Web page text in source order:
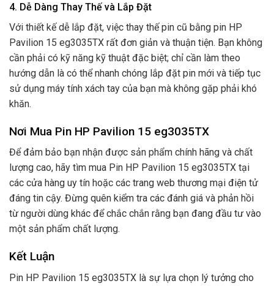
4. Dễ Dàng Thay Thế và Lắp Đặt
Với thiết kế dễ lắp đặt, việc thay thế pin cũ bằng pin HP
Pavilion 15 eg3035TX rất đơn giản và thuận tiện. Bạn không
cần phải có kỹ năng kỹ thuật đặc biệt; chỉ cần làm theo
hướng dẫn là có thể nhanh chóng lắp đặt pin mới và tiếp tục
sử dụng máy tính xách tay của bạn mà không gặp phải khó
khăn.
Nơi Mua Pin HP Pavilion 15 eg3035TX
Để đảm bảo bạn nhận được sản phẩm chính hãng và chất
lượng cao, hãy tìm mua Pin HP Pavilion 15 eg3035TX tại
các cửa hàng uy tín hoặc các trang web thương mại điện tử
đáng tin cậy. Đừng quên kiểm tra các đánh giá và phản hồi
từ người dùng khác để chắc chắn rằng bạn đang đầu tư vào
một sản phẩm chất lượng.
Kết Luận
Pin HP Pavilion 15 eg3035TX là sự lựa chọn lý tưởng cho